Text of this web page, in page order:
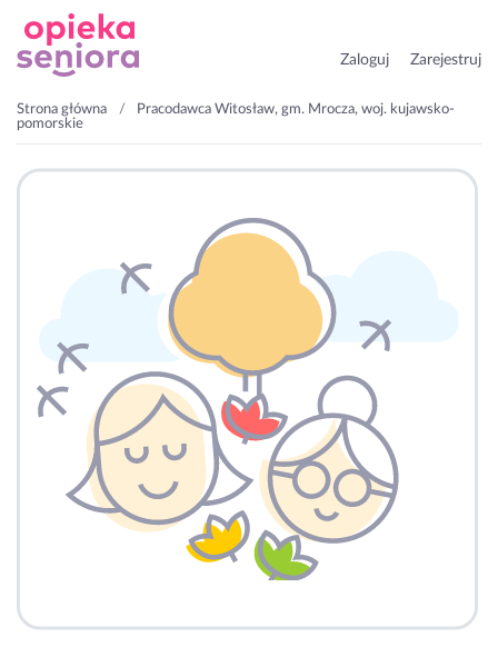
Zaloguj Zarejestruj
Strona główna
Pracodawca Witosław, gm. Mrocza, woj. kujawsko-
pomorskie